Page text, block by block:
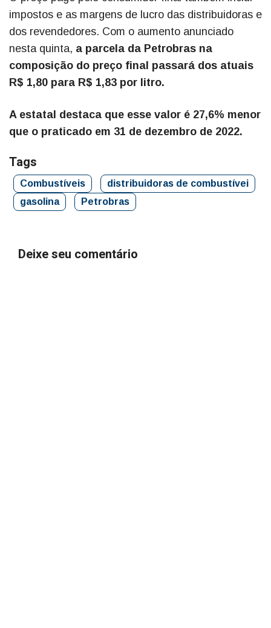
impostos e as margens de lucro das distribuidoras e
dos revendedores. Com o aumento anunciado
nesta quinta, a parcela da Petrobras na
composição do preço final passará dos atuais
R$ 1,80 para R$ 1,83 por litro.
A estatal destaca que esse valor é 27,6% menor
que o praticado em 31 de dezembro de 2022.
Tags
Combustíveis
distribuidoras de combustívei
gasolina
Petrobras
Deixe seu comentário